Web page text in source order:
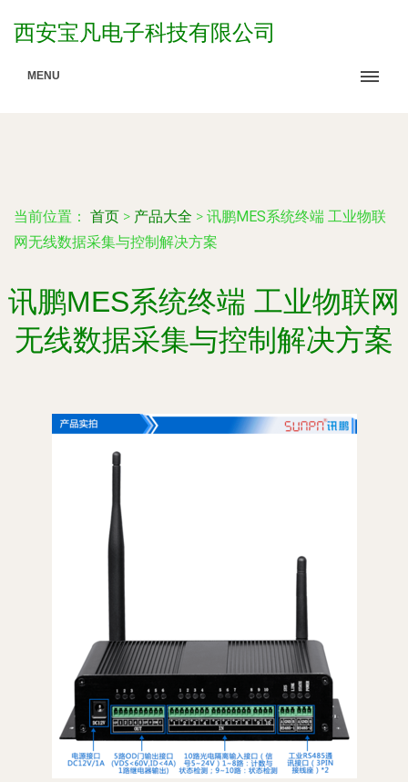
西安宝凡电子科技有限公司
MENU
当前位置： 首页 > 产品大全 > 讯鹏MES系统终端 工业物联
网无线数据采集与控制解决方案
讯鹏MES系统终端 工业物联网
无线数据采集与控制解决方案